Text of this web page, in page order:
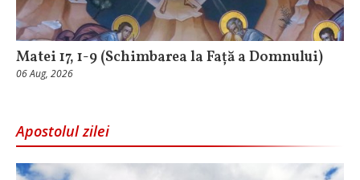
Matei 17, 1-9 (Schimbarea la Față a Domnului)
06 Aug, 2026
Apostolul zilei